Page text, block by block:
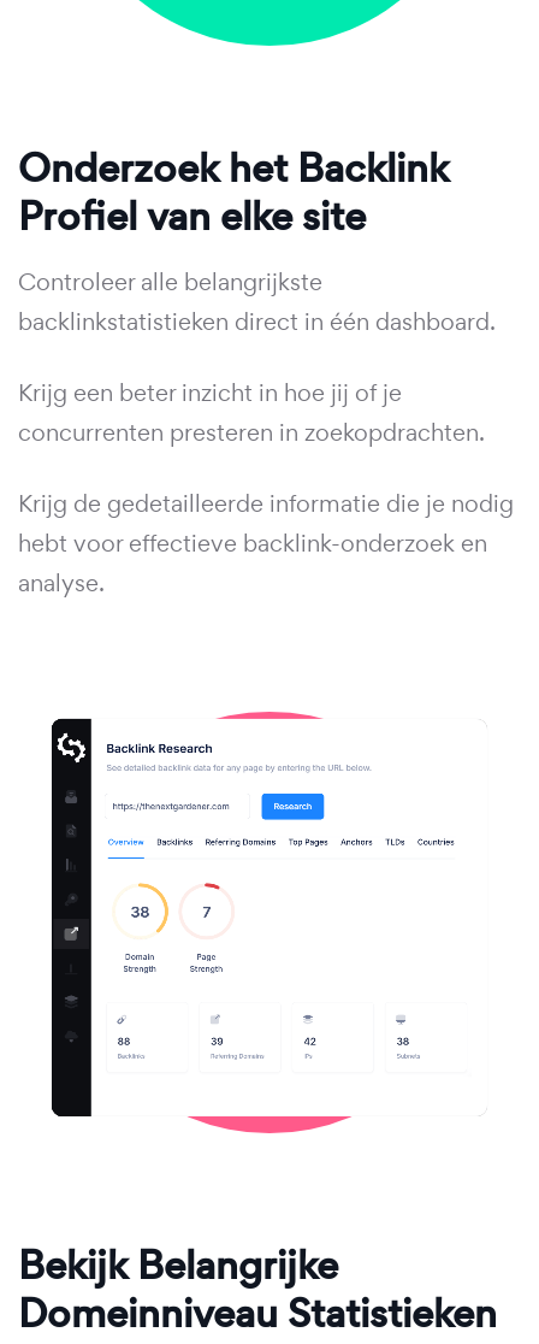
Onderzoek het Backlink
Profiel van elke site
Controleer alle belangrijkste
backlinkstatistieken direct in één dashboard.
Krijg een beter inzicht in hoe jij of je
concurrenten presteren in zoekopdrachten.
Krijg de gedetailleerde informatie die je nodig
hebt voor effectieve backlink-onderzoek en
analyse.
Bekijk Belangrijke
Domeinniveau Statistieken